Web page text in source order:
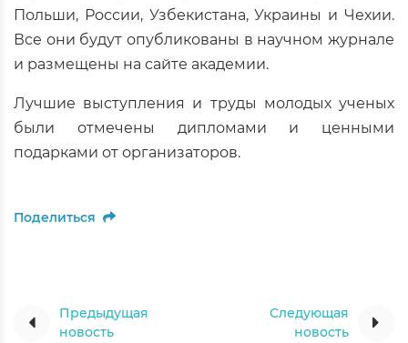
Польши, России, Узбекистана, Украины и Чехии.
Все они будут опубликованы в научном журнале
и размещены на сайте академии.
Лучшие выступления и труды молодых ученых
были отмечены дипломами и ценными
подарками от организаторов.
Поделиться
Предыдущая
новость
Следующая
новость